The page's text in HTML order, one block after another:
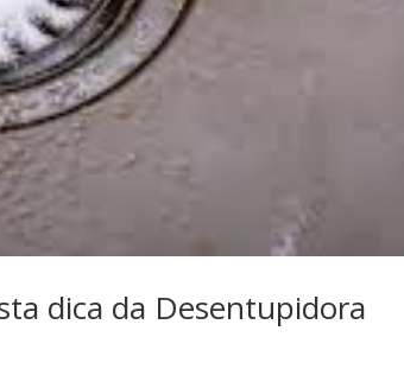
dica da Desentupidora